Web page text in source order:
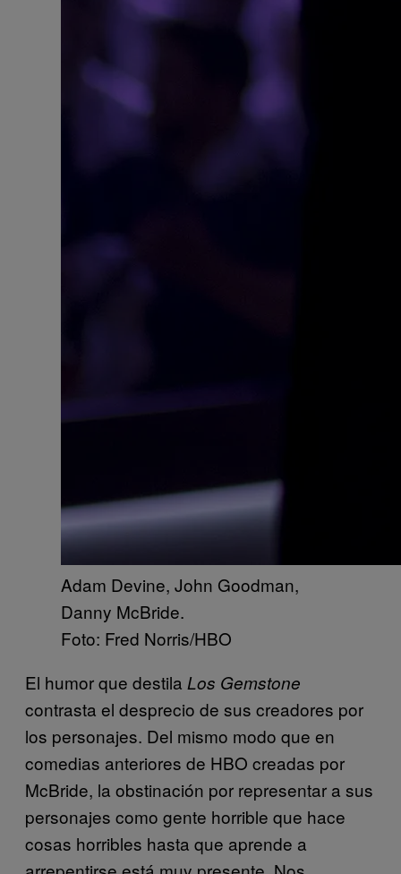
Adam Devine, John Goodman,
Danny McBride.
Foto: Fred Norris/HBO
El humor que destila Los Gemstone
contrasta el desprecio de sus creadores por
los personajes. Del mismo modo que en
comedias anteriores de HBO creadas por
McBride, la obstinación por representar a sus
personajes como gente horrible que hace
cosas horribles hasta que aprende a